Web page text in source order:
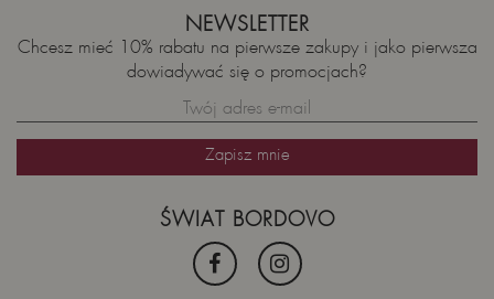
ŚWIAT BORDOVO
NEWSLETTER
Chcesz mieć 10% rabatu na pierwsze zakupy i jako pierwsza
dowiadywać się o promocjach?